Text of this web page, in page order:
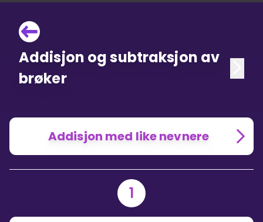
Addisjon og subtraksjon av
brøker
Addisjon med like nevnere
1